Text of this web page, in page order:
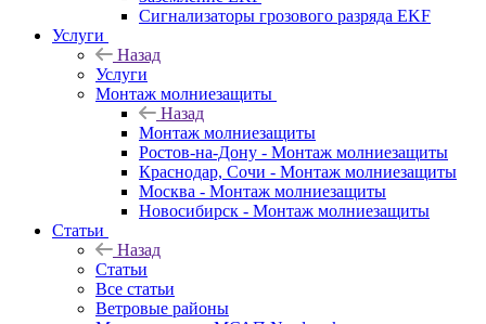
Сигнализаторы грозового разряда EKF
Услуги
Назад
Услуги
Монтаж молниезащиты
Назад
Монтаж молниезащиты
Ростов-на-Дону - Монтаж молниезащиты
Краснодар, Сочи - Монтаж молниезащиты
Москва - Монтаж молниезащиты
Новосибирск - Монтаж молниезащиты
Статьи
Назад
Статьи
Все статьи
Ветровые районы